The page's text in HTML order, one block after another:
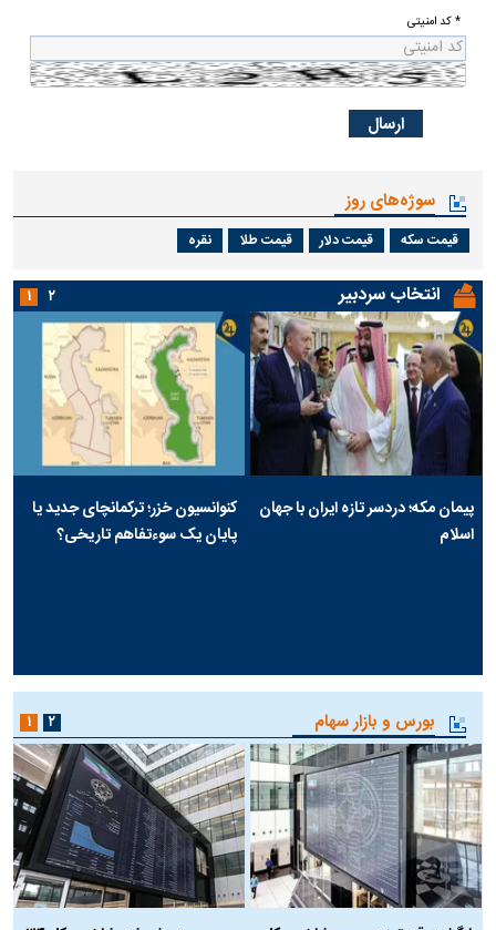
* کد امنیتی
سوژه‌های روز
قیمت سکه قیمت دلار قیمت طلا نقره
انتخاب سردبیر
پیمان مکه؛ دردسر تازه ایران با جهان
اسلام
کنوانسیون خزر؛ ترکمانچای جدید یا
پایان یک سوءتفاهم تاریخی؟
۱ ۲
بورس و بازار سهام ۱ ۲